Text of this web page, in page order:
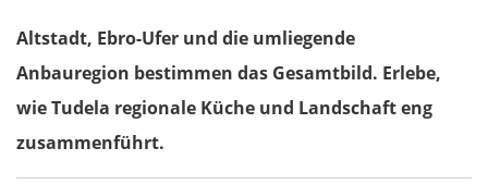
Altstadt, Ebro-Ufer und die umliegende
Anbauregion bestimmen das Gesamtbild. Erlebe,
wie Tudela regionale Küche und Landschaft eng
zusammenführt.